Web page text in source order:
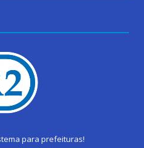
para prefeituras!